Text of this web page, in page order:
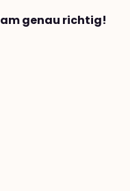
genau richtig!